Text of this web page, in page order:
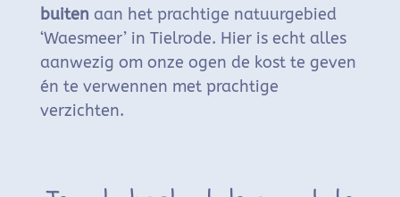
buiten aan het prachtige natuurgebied
‘Waesmeer’ in Tielrode. Hier is echt alles
aanwezig om onze ogen de kost te geven
én te verwennen met prachtige
verzichten.